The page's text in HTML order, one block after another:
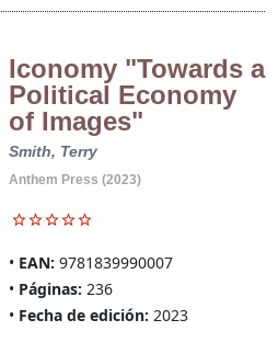
Iconomy "Towards a
Political Economy
of Images"
Smith, Terry
Anthem Press (2023)
EAN: 9781839990007
Páginas: 236
Fecha de edición: 2023